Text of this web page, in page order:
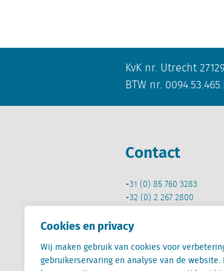
Cookies en privacy
Wij maken gebruik van cookies voor
gebruikerservaring en analyse van de website.
KvK nr. Utrecht
BTW nr.
Contact
+31 (0) 85 760 3283
+32 (0) 2 267 2800